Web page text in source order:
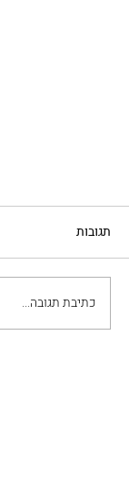
תגובות
כתיבת תגובה...